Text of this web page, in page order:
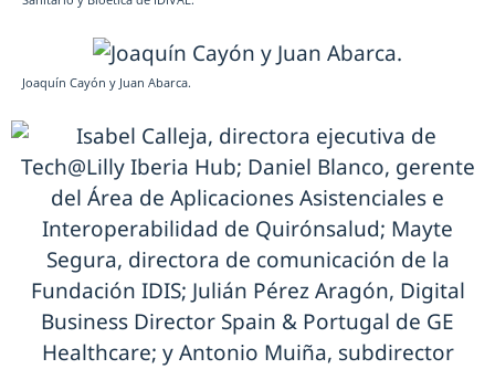
Joaquín Cayón y Juan Abarca.